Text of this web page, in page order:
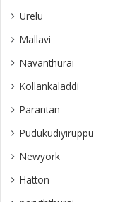
Urelu
Mallavi
Navanthurai
Kollankaladdi
Parantan
Pudukudiyiruppu
Newyork
Hatton